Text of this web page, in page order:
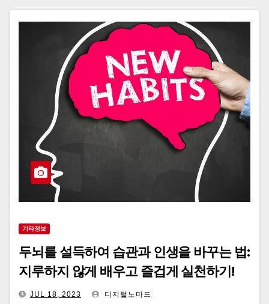
기타정보
두뇌를 설득하여 습관과 인생을 바꾸는 법:
지루하지 않게 배우고 즐겁게 실천하기!
JUL 18, 2023 디지털노마드